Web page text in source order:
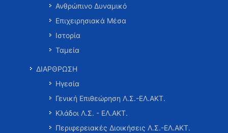
Ανθρώπινο Δυναμικό
Επιχειρησιακά Μέσα
Ιστορία
Ταμεία
ΔΙΑΡΘΡΩΣΗ
Ηγεσία
Γενική Επιθεώρηση Λ.Σ.-ΕΛ.ΑΚΤ.
Κλάδοι Λ.Σ. - ΕΛ.ΑΚΤ.
Περιφερειακές Διοικήσεις Λ.Σ.-ΕΛ.ΑΚΤ.